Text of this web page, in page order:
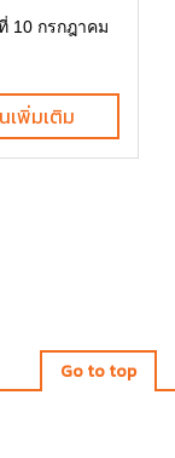
10 กรกฎาคม
เพิ่มเติม
Go to top